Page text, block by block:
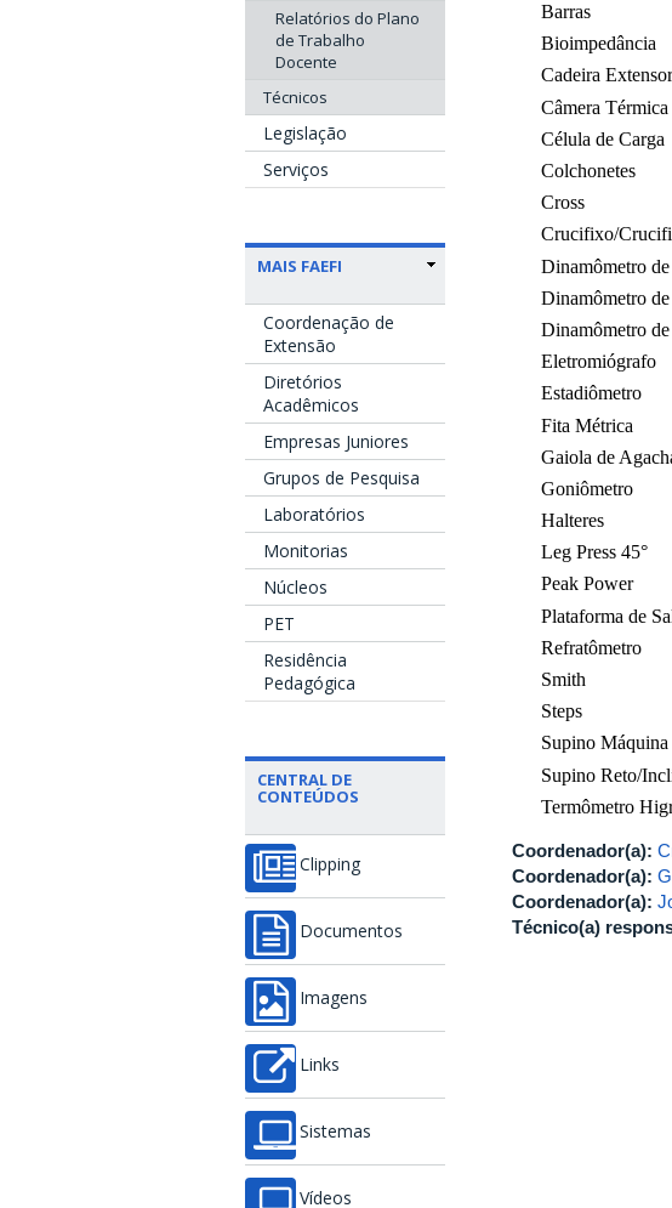
Relatórios do Plano
de Trabalho
Docente
Técnicos
Legislação
Serviços
MAIS FAEFI
Coordenação de
Extensão
Diretórios
Acadêmicos
Empresas Juniores
Grupos de Pesquisa
Laboratórios
Monitorias
Núcleos
PET
Residência
Pedagógica
CENTRAL DE
CONTEÚDOS
Clipping
Documentos
Imagens
Links
Sistemas
Vídeos
Barras
Bioimpedância
Cadeira
Câmera Térmica
Célula de Carga
Colchonetes
Cross
Crucifixo/
Dinamômetro
Dinamômetro
Dinamômetro
Eletromiógrafo
Estadiômetro
Fita Métrica
Gaiola de
Goniômetro
Halteres
Leg Press 45°
Peak Power
Plataforma de
Refratômetro
Smith
Steps
Supino Máquina
Supino Reto/
Termômetro
Coordenador(a):
Coordenador(a):
Coordenador(a):
Técnico(a)